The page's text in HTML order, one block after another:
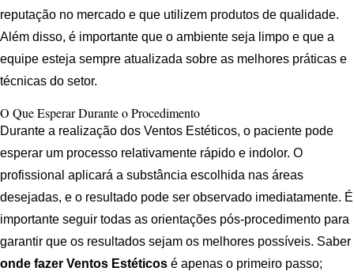
reputação no mercado e que utilizem produtos de qualidade.
Além disso, é importante que o ambiente seja limpo e que a
equipe esteja sempre atualizada sobre as melhores práticas e
técnicas do setor.
O Que Esperar Durante o Procedimento
Durante a realização dos Ventos Estéticos, o paciente pode
esperar um processo relativamente rápido e indolor. O
profissional aplicará a substância escolhida nas áreas
desejadas, e o resultado pode ser observado imediatamente. É
importante seguir todas as orientações pós-procedimento para
garantir que os resultados sejam os melhores possíveis. Saber
onde fazer Ventos Estéticos é apenas o primeiro passo;